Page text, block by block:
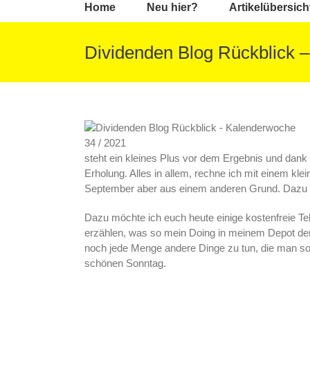
Home Neu hier?
Dividenden Blog Rückblick
steht ein kleines Plus vor dem Ergebnis und
Erholung. Alles in allem, rechne ich mit einem
September aber aus einem anderen Grund.
Dazu möchte ich euch heute einige kostenfreie
erzählen, was so mein Doing in meinem Depot
noch jede Menge andere Dinge zu tun, die man
schönen Sonntag.